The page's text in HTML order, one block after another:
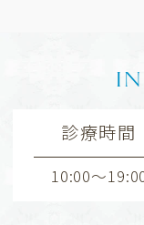
診療時間
10:00～